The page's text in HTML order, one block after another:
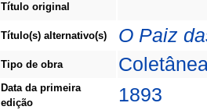
Título original
Título(s) alternativo(s) O Paiz
Tipo de obra
Data da primeira
edição
1893